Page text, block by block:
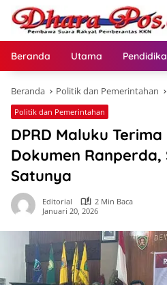
Langsung
konten
Beranda Utama
Beranda Politik dan Pemerintahan
Politik dan Pemerintahan
DPRD Maluku
Dokumen Ranperda,
Satunya
Editorial
2 Min Baca
Januari 20, 2026